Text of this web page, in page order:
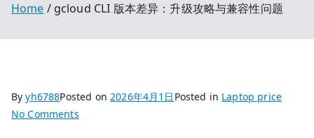
Home gcloud CLI 版本差异：升级攻略与兼容性问题
Byyh6788Posted on2026年4月1日 Posted in Laptop price
No Commentson